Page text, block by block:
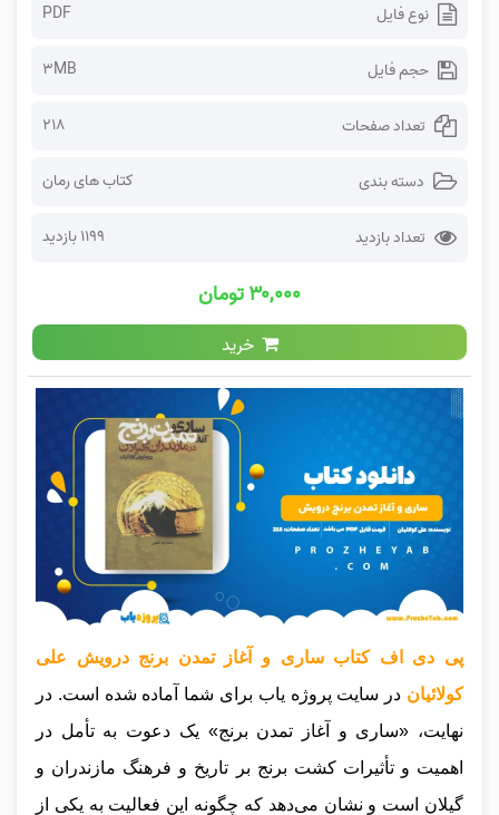
نوع فایل PDF
حجم فایل 3MB
تعداد صفحات 218
دسته بندی کتاب های رمان
تعداد بازدید 1199 بازدید
۳۰,۰۰۰ تومان
خرید
پی دی اف کتاب ساری و آغاز تمدن برنج درویش علی
کولائیان در سایت پروژه یاب برای شما آماده شده است. در
نهایت، «ساری و آغاز تمدن برنج» یک دعوت به تأمل در
اهمیت و تأثیرات کشت برنج بر تاریخ و فرهنگ مازندران و
گیلان است و نشان می‌دهد که چگونه این فعالیت به یکی از